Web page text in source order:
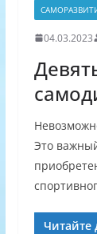
04.03.2023
Это
Читайте